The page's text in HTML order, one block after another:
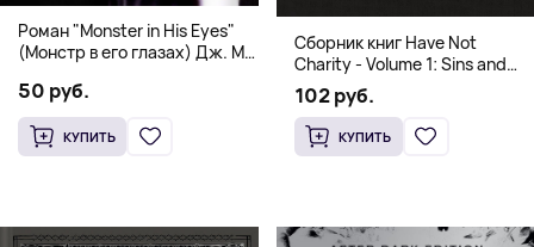
Роман "Monster in His Eyes"
(Монстр в его глазах) Дж. М.
18+
50 руб.
КУПИТЬ
Сборник книг Have Not
Charity - Volume 1: Sins and
Volume 2: Virtues
102 руб.
КУПИТЬ